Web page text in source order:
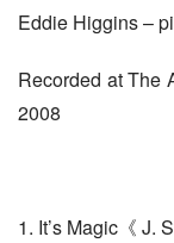
Eddie Higgins –
Recorded at The
2008
1. It’s Magic《 J.